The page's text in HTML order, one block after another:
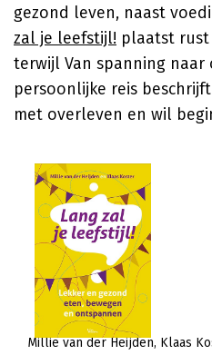
gezond leven, naast
zal je leefstijl! plaatst
terwijl Van spanning naar
persoonlijke reis
met overleven en wil
Millie van der Heijden Klaas